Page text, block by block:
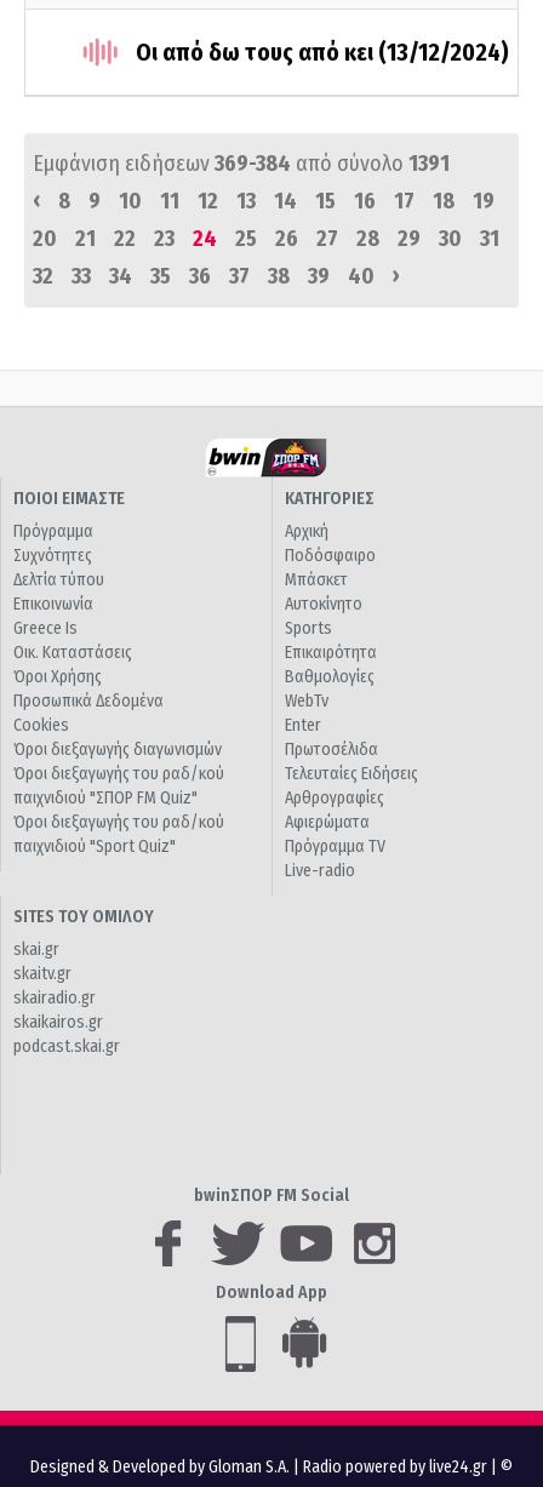
Οι από δω τους από κει (13/12/2024)
Εμφάνιση ειδήσεων369-384 από σύνολο 1391
‹
8 9 10 11 12 13 14 15 16 17 18
19
20
21 22 23 24 25 26 27 28 29 30
31
32
33 34 35 36 37 38 39 40 ›
ΠΟΙΟΙ ΕΙΜΑΣΤΕ
Πρόγραμμα
Συχνότητες
Δελτία τύπου
Επικοινωνία
Greece Is
Οικ. Καταστάσεις
Όροι Χρήσης
Προσωπικά Δεδομένα
Cookies
Όροι διεξαγωγής διαγωνισμών
Όροι διεξαγωγής του ραδ/κού
παιχνιδιού "ΣΠΟΡ FM Quiz"
Όροι διεξαγωγής του ραδ/κού
παιχνιδιού "Sport Quiz"
ΚΑΤΗΓΟΡΙΕΣ
Αρχική
Ποδόσφαιρο
Μπάσκετ
Αυτοκίνητο
Sports
Επικαιρότητα
Βαθμολογίες
WebTv
Enter
Πρωτοσέλιδα
Τελευταίες Ειδήσεις
Αρθρογραφίες
Αφιερώματα
Πρόγραμμα TV
Live-radio
SITES ΤΟΥ ΟΜΙΛΟΥ
skai.gr
skaitv.gr
skairadio.gr
skaikairos.gr
podcast.skai.gr
bwinΣΠΟΡ FM Social
Download App
Designed & Developed by Gloman S.A. Radio powered by live24.gr | ©